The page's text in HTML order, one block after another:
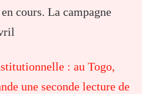
cours. La campagne
: au Togo,
une seconde lecture de